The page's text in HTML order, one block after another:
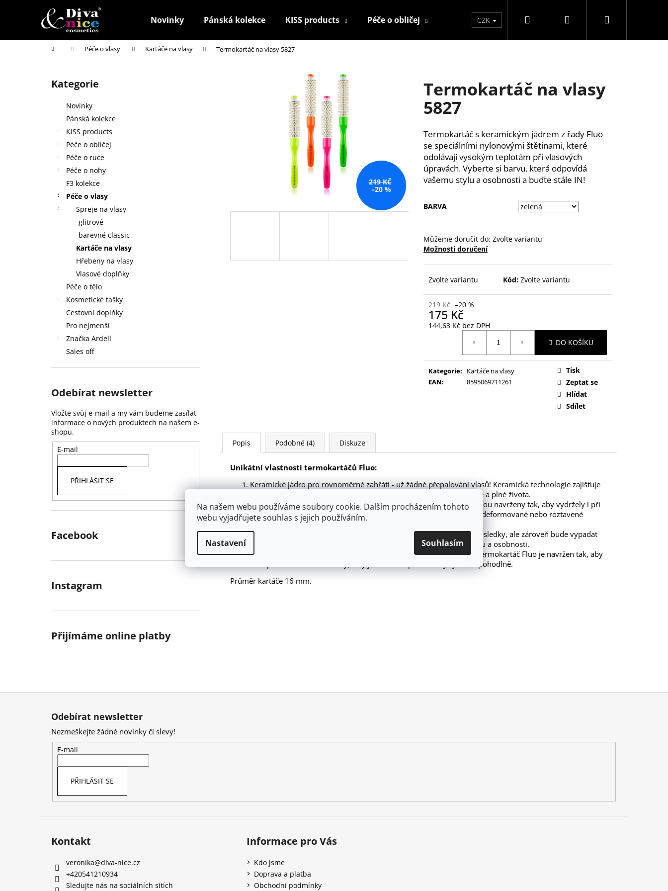
Na našem webu používáme soubory cookie. Dalším procházením tohoto
webu vyjadřujete souhlas s jejich používáním.
Nastavení Souhlasím
Novinky Pánská kolekce KISS products Péče o obličej Péče o ruce Péče o nohy F3 kolekce
CZK Hledat PřihlášeníNákupní
Domů Péče o vlasy Kartáče na vlasy Termokartáč na vlasy 5827
Přeskočit
kategorie
Kategorie
Novinky
Pánská kolekce
KISS products
Péče o obličej
Péče o ruce
Péče o nohy
F3 kolekce
Péče o vlasy
Spreje na vlasy
glitrové
barevné classic
Kartáče na vlasy
Hřebeny na vlasy
Vlasové doplňky
Péče o tělo
Kosmetické tašky
Cestovní doplňky
Pro nejmenší
Značka Ardell
Sales off
Odebírat newsletter
Vložte svůj e-mail a my vám budeme zasílat
informace o nových produktech na našem e-
shopu.
E-mail
PŘIHLÁSIT SE
Facebook
Instagram
Přijímáme online platby
Termokartáč na vlasy
5827
Termokartáč s keramickým jádrem z řady Fluo
se speciálními nylonovými štětinami, které
odolávají vysokým teplotám při vlasových
úpravách. Vyberte si barvu, která odpovídá
vašemu stylu a osobnosti a buďte stále IN!
BARVA
Můžeme doručit do: Zvolte variantu
Možnosti doručení
Zvolte variantu Kód: Zvolte variantu
219 Kč –20 %
175 Kč
144,63 Kč bez DPH
DO KOŠÍKU
Kategorie:
Kartáče na vlasy
EAN: 8595069711261
Tisk
Zeptat se
Hlídat
Sdílet
219 KČ
–20 %
Popis Podobné (4) Diskuze
Unikátní vlastnosti termokartáčů Fluo:
Keramické jádro pro rovnoměrné zahřátí - už žádné přepalování vlasů! Keramická technologie zajišťuje
rovnoměrné rozložení tepla, takže vaše vlasy zůstávají zdravé, lesklé a plné života.
Speciální nylonové štětiny odolné vůči vysokým teplotám - štětiny jsou navrženy tak, aby vydržely i při
intenzivním používání s fénem či jinými horkými nástroji. Už žádné deformované nebo roztavené
štětiny!
Čtyři fluorescenční barvy - Váš nový termokartáč nejen že přinese výsledky, ale zároveň bude vypadat
skvěle na vaší poličce. Vyberte si barvu, která odpovídá vašemu stylu a osobnosti.
Ergonomický design - žádné klouzání z ruky, žádná bolest zápěstí. Termokartáč Fluo je navržen tak, aby
vám perfektně seděl do ruky, a vy jste mohli upravit vlasy rychle a pohodlně.
Průměr kartáče 16 mm.
í
Zpět
do
Zpět
do
Co potřebujete najít?
HLEDAT
Doporučujeme
HOUBIČKA NA MAKE-UP, KULATÁ
KONTUROVACÍ TUŽKA NA OČI NALEPOVACÍ ŘASY SAMOLEPÍCÍ WISPY
Odebírat newsletter
Nezmeškejte žádné novinky či slevy!
E-mail
PŘIHLÁSIT SE
Kontakt
veronika@diva-nice.cz
+420541210934
Sledujte nás na sociálních sítích
Informace pro Vás
Kdo jsme
Doprava a platba
Obchodní podmínky